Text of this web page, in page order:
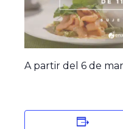
A partir del 6 de